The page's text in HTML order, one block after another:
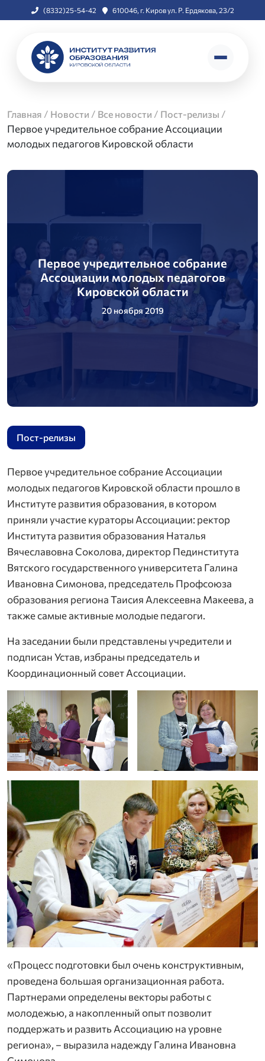
(8332)25-54-42 610046, г. Киров ул. Р. Ердякова, 23/2
Главная / Новости / Все новости / Пост-релизы /
Первое учредительное собрание Ассоциации
молодых педагогов Кировской области
Первое учредительное собрание
Ассоциации молодых педагогов
Кировской области
20 ноября 2019
Пост-релизы
Первое учредительное собрание Ассоциации
молодых педагогов Кировской области прошло в
Институте развития образования, в котором
приняли участие кураторы Ассоциации: ректор
Института развития образования Наталья
Вячеславовна Соколова, директор Пединститута
Вятского государственного университета Галина
Ивановна Симонова, председатель Профсоюза
образования региона Таисия Алексеевна Макеева, а
также самые активные молодые педагоги.
На заседании были представлены учредители и
подписан Устав, избраны председатель и
Координационный совет Ассоциации.
«Процесс подготовки был очень конструктивным,
проведена большая организационная работа.
Партнерами определены векторы работы с
молодежью, а накопленный опыт позволит
поддержать и развить Ассоциацию на уровне
региона», – выразила надежду Галина Ивановна